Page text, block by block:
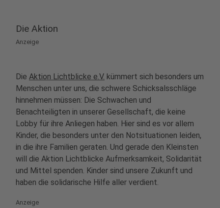
Die Aktion
Anzeige
Die Aktion Lichtblicke e.V. kümmert sich besonders um
Menschen unter uns, die schwere Schicksalsschläge
hinnehmen müssen: Die Schwachen und
Benachteiligten in unserer Gesellschaft, die keine
Lobby für ihre Anliegen haben. Hier sind es vor allem
Kinder, die besonders unter den Notsituationen leiden,
in die ihre Familien geraten. Und gerade den Kleinsten
will die Aktion Lichtblicke Aufmerksamkeit, Solidarität
und Mittel spenden. Kinder sind unsere Zukunft und
haben die solidarische Hilfe aller verdient.
Anzeige